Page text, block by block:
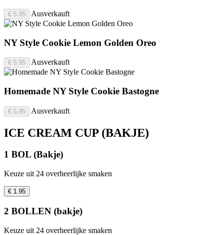
€ 5.95 Ausverkauft
NY Style Cookie Lemon Golden Oreo
€ 5.95 Ausverkauft
Homemade NY Style Cookie Bastogne
€ 5.95 Ausverkauft
ICE CREAM CUP (BAKJE)
1 BOL (Bakje)
Keuze uit 24 overheerlijke smaken
€ 1.95
2 BOLLEN (bakje)
Keuze uit 24 overheerlijke smaken